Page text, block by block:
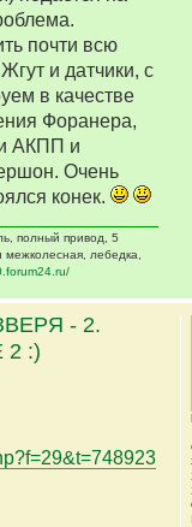
почти всю
и датчики, с
в качестве
Форанера,
АКПП и
Очень
конек.
полный привод, 5
лебедка,
- 2.
:)